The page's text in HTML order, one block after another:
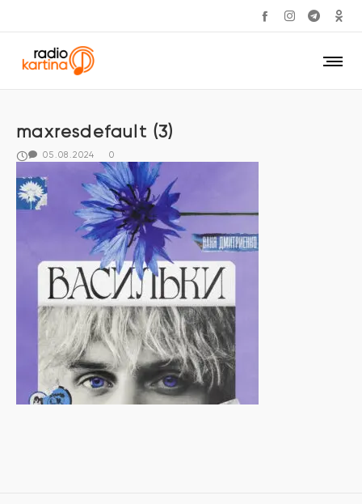
maxresdefault (3)
05.08.2024 0